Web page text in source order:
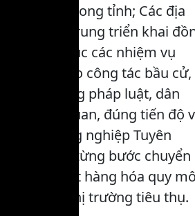
địa phương trong tỉnh; Các địa
phương tập trung triển khai
bộ, nghiêm túc các nhiệm vụ
trọng tâm cho công tác bầu cử,
đảm bảo đúng pháp luật, dân
chủ, khách quan, đúng tiến độ
an toàn; Nông nghiệp Tuyên
Quang đang từng bước chuyển
sang sản xuất hàng hóa quy mô
lớn, gắn với thị trường tiêu thụ.